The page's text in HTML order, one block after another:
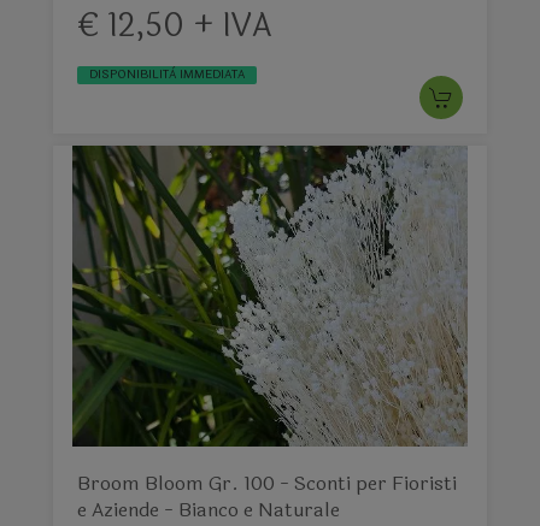
€ 12,50 + IVA
DISPONIBILITÀ IMMEDIATA
Broom Bloom Gr. 100 - Sconti per Fioristi
e Aziende - Bianco e Naturale